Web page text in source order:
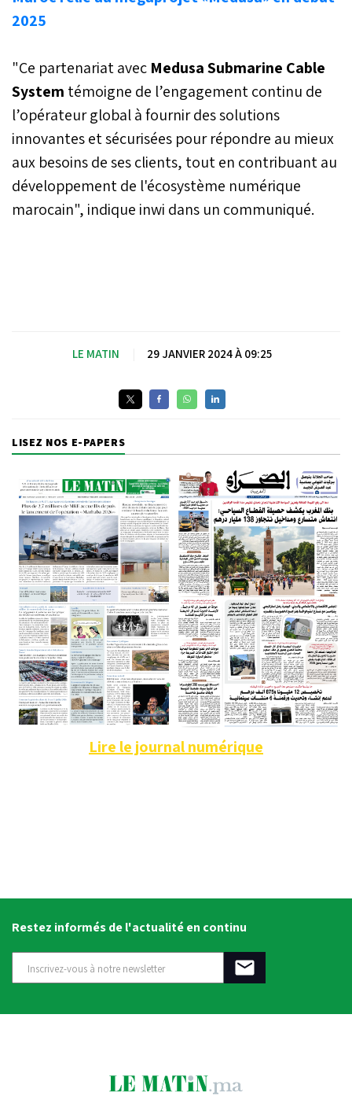
2025
"Ce partenariat avec Medusa Submarine Cable
System témoigne de l’engagement continu de
l’opérateur global à fournir des solutions
innovantes et sécurisées pour répondre au mieux
aux besoins de ses clients, tout en contribuant au
développement de l'écosystème numérique
marocain", indique inwi dans un communiqué.
LE MATIN 29 JANVIER 2024 À 09:25
LISEZ NOS E-PAPERS
Lire le journal numérique
Restez informés de l'actualité en continu